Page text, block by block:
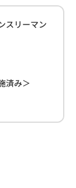
スリーマン
済み＞
、出口側